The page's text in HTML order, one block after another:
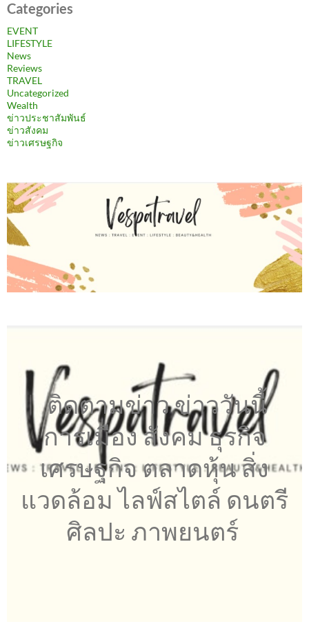
Categories
EVENT
LIFESTYLE
News
Reviews
TRAVEL
Uncategorized
Wealth
ข่าวประชาสัมพันธ์
ข่าวสังคม
ข่าวเศรษฐกิจ
ติดตามข่าว ข่าววันนี้
การเมือง สังคม ธุรกิจ
เศรษฐกิจ ตลาดหุ้น สิ่ง
แวดล้อม ไลฟ์สไตล์ ดนตรี
ศิลปะ ภาพยนตร์